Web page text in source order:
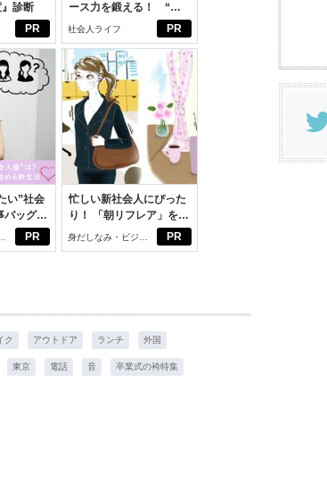
PR
診断
PR
ース力を鍛える！ “ジ
ブン観”診断
社会人ライフ
PR
い”社会
バッグ選
活
PR
忙しい新社会人にぴった
り！ 「朝リフレア」をは
じめよう。しっかりニオ
イケアして24時間快適。
身だしなみ・ビジネ
スアイテム
ク アウトドア ランチ 外国
東京 電話 音 卒業式の袴特集